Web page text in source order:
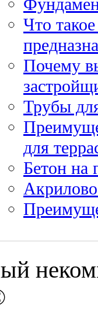
Что
Почему
Трубы
для
Бетон на